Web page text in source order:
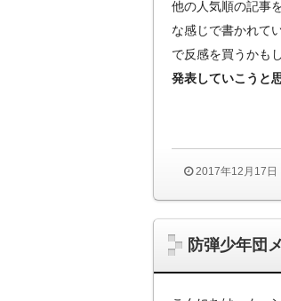
他の人気順の記事
な感じで書かれて
で反感を買うかも
発表していこうと
2017年12月17日
防弾少年団